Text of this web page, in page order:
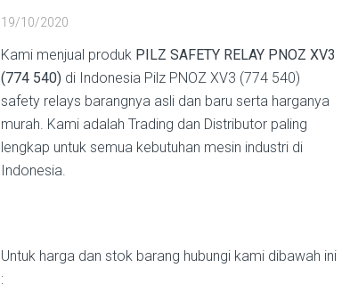
19/10/2020
Kami menjual produk PILZ SAFETY RELAY PNOZ XV3
(774 540) di Indonesia Pilz PNOZ XV3 (774 540)
safety relays barangnya asli dan baru serta harganya
murah. Kami adalah Trading dan Distributor paling
lengkap untuk semua kebutuhan mesin industri di
Indonesia.
Untuk harga dan stok barang hubungi kami dibawah ini
: